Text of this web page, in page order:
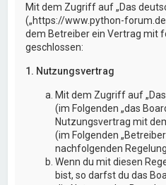
Mit dem Zugriff auf „Das
(„https://www.python-
dem Betreiber ein Vertrag mit
geschlossen:
1. Nutzungsvertrag
Mit dem Zugriff auf
(im Folgenden „das
Nutzungsvertrag mit
(im Folgenden
nachfolgenden
Wenn du mit diesen
bist, so darfst du das